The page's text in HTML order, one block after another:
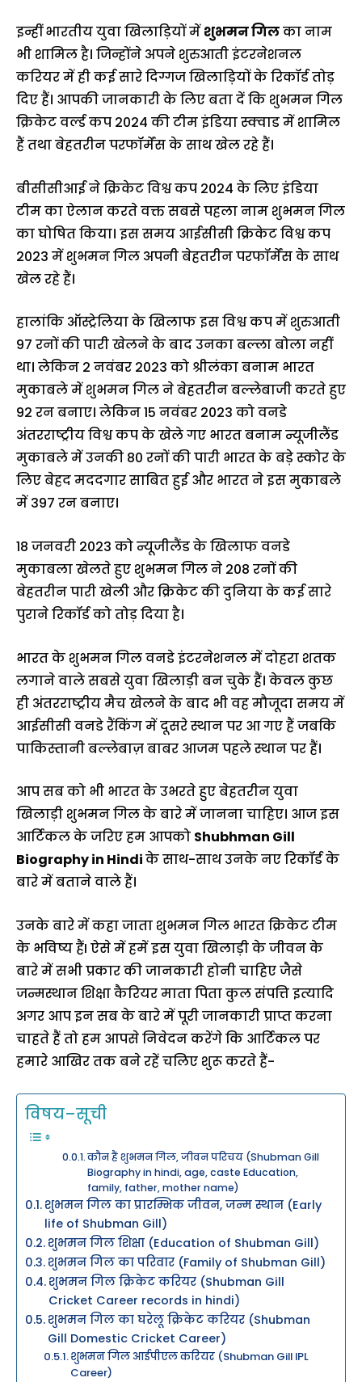
इन्हीं भारतीय युवा खिलाड़ियों मेंशुभमन गिलका नाम
भी शामिल है। जिन्होंने अपने शुरुआती इंटरनेशनल
करियर में ही कई सारे दिग्गज खिलाड़ियों के रिकॉर्ड तोड़
दिए हैं। आपकी जानकारी के लिए बता दें कि शुभमन गिल
क्रिकेट वर्ल्ड कप 2024 की टीम इंडिया स्क्वाड में शामिल
हैं तथा बेहतरीन परफॉर्मेंस के साथ खेल रहे हैं।
बीसीसीआई ने क्रिकेट विश्व कप 2024 के लिए इंडिया
टीम का ऐलान करते वक्त सबसे पहला नाम शुभमन गिल
का घोषित किया। इस समय आईसीसी क्रिकेट विश्व कप
2023 में शुभमन गिल अपनी बेहतरीन परफॉर्मेंस के साथ
खेल रहे हैं।
हालांकि ऑस्ट्रेलिया के खिलाफ इस विश्व कप में शुरुआती
97 रनों की पारी खेलने के बाद उनका बल्ला बोला नहीं
था। लेकिन 2 नवंबर 2023 को श्रीलंका बनाम भारत
मुकाबले में शुभमन गिल ने बेहतरीन बल्लेबाजी करते हुए
92 रन बनाए। लेकिन 15 नवंबर 2023 को वनडे
अंतरराष्ट्रीय विश्व कप के खेले गए भारत बनाम न्यूजीलैंड
मुकाबले में उनकी 80 रनों की पारी भारत के बड़े स्कोर के
लिए बेहद मददगार साबित हुई और भारत ने इस मुकाबले
में 397 रन बनाए।
18 जनवरी 2023 को न्यूजीलैंड के खिलाफ वनडे
मुकाबला खेलते हुए शुभमन गिल ने 208 रनों की
बेहतरीन पारी खेली और क्रिकेट की दुनिया के कई सारे
पुराने रिकॉर्ड को तोड़ दिया है।
भारत के शुभमन गिल वनडे इंटरनेशनल में दोहरा शतक
लगाने वाले सबसे युवा खिलाड़ी बन चुके हैं। केवल कुछ
ही अंतरराष्ट्रीय मैच खेलने के बाद भी वह मौजूदा समय में
आईसीसी वनडे रैंकिंग में दूसरे स्थान पर आ गए हैं जबकि
पाकिस्तानी बल्लेबाज़ बाबर आजम पहले स्थान पर हैं।
आप सब को भी भारत के उभरते हुए बेहतरीन युवा
खिलाड़ी शुभमन गिल के बारे में जानना चाहिए। आज इस
आर्टिकल के जरिए हम आपको Shubhman Gill
Biography in Hindiके साथ-साथ उनके नए रिकॉर्ड के
बारे में बताने वाले हैं।
उनके बारे में कहा जाता शुभमन गिल भारत क्रिकेट टीम
के भविष्य हैंI ऐसे में हमें इस युवा खिलाड़ी के जीवन के
बारे में सभी प्रकार की जानकारी होनी चाहिए जैसे
जन्मस्थान शिक्षा कैरियर माता पिता कुल संपत्ति इत्यादि
अगर आप इन सब के बारे में पूरी जानकारी प्राप्त करना
चाहते हैं तो हम आपसे निवेदन करेंगे कि आर्टिकल पर
हमारे आखिर तक बने रहें चलिए शुरू करते हैं-
विषय–सूची
कौन हैं शुभमन गिल, जीवन परिचय (Shubman Gill
Biography in hindi, age, caste Education,
family, father, mother name)
शुभमन गिल का प्रारम्भिक जीवन, जन्म स्थान (Early
life of Shubman Gill)
शुभमन गिल शिक्षा (Education of Shubman Gill)
शुभमन गिल का परिवार (Family of Shubman Gill)
शुभमन गिल क्रिकेट करियर (Shubman Gill
Cricket Career records in hindi)
शुभमन गिल का घरेलू क्रिकेट करियर (Shubman
Gill Domestic Cricket Career)
शुभमन गिल आईपीएल करियर (Shubman Gill IPL
Career)